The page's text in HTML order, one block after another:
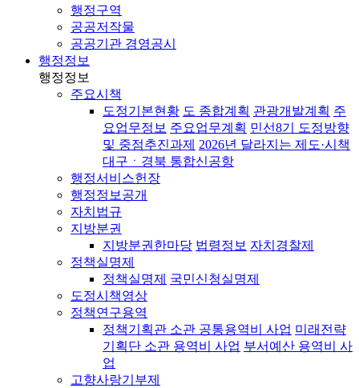
행정구역
공공저작물
공공기관 경영공시
행정정보
행정정보
주요시책
도정기본현황 도 종합계획 관광개발계획 주
요업무정보 주요업무계획 민선8기 도정방향
및 중점추진과제 2026년 달라지는 제도·시책
대구ㆍ경북 통합신공항
행정서비스헌장
행정정보공개
자치법규
지방분권
지방분권한마당 법령정보 자치경찰제
정책실명제
정책실명제 국민신청실명제
도정시책영상
정책연구용역
정책기획관 소관 공통용역비 사업 미래전략
기획단 소관 용역비 사업 부서예산 용역비 사
업
고향사랑기부제